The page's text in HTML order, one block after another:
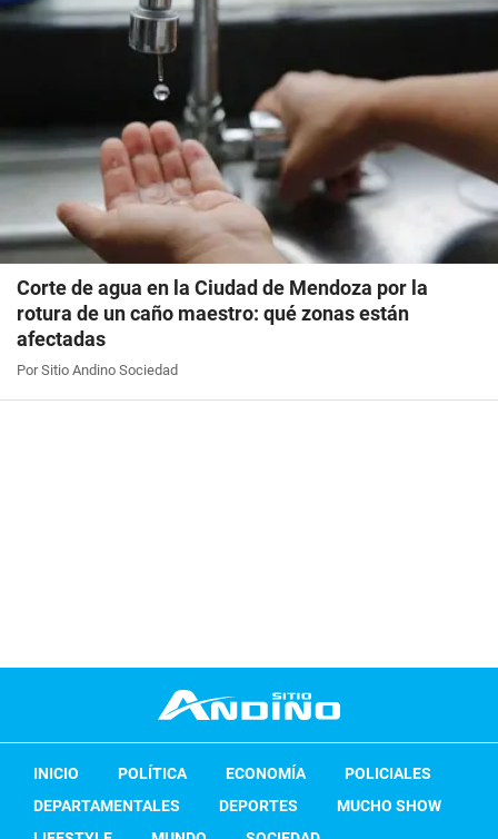
Corte de agua en la Ciudad de Mendoza por la
rotura de un caño maestro: qué zonas están
afectadas
Por Sitio Andino Sociedad
INICIO POLÍTICA ECONOMÍA
POLICIALES
DEPARTAMENTALES
DEPORTES
MUCHO SHOW